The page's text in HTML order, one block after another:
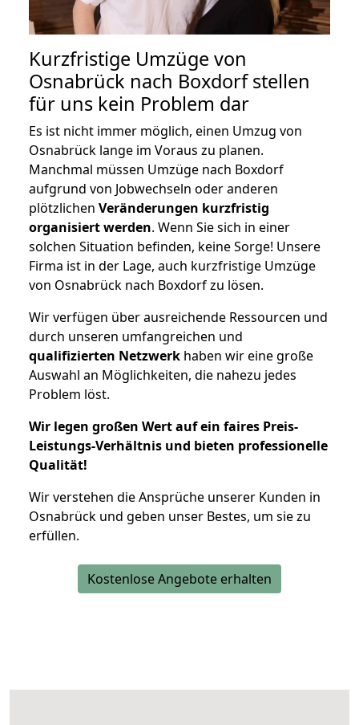
Kurzfristige Umzüge von
Osnabrück nach Boxdorf stellen
für uns kein Problem dar
Es ist nicht immer möglich, einen Umzug von
Osnabrück lange im Voraus zu planen.
Manchmal müssen Umzüge nach Boxdorf
aufgrund von Jobwechseln oder anderen
plötzlichen Veränderungen kurzfristig
organisiert werden. Wenn Sie sich in einer
solchen Situation befinden, keine Sorge! Unsere
Firma ist in der Lage, auch kurzfristige Umzüge
von Osnabrück nach Boxdorf zu lösen.
Wir verfügen über ausreichende Ressourcen und
durch unseren umfangreichen und
qualifizierten Netzwerk haben wir eine große
Auswahl an Möglichkeiten, die nahezu jedes
Problem löst.
Wir legen großen Wert auf ein faires Preis-
Leistungs-Verhältnis und bieten professionelle
Qualität!
Wir verstehen die Ansprüche unserer Kunden in
Osnabrück und geben unser Bestes, um sie zu
erfüllen.
Kostenlose Angebote erhalten